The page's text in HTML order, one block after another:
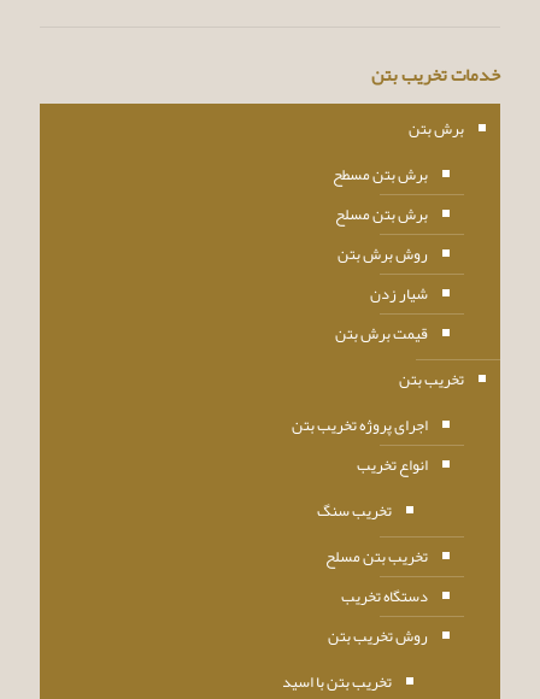
خدمات تخریب بتن
برش بتن
برش بتن مسطح
برش بتن مسلح
روش برش بتن
شیار زدن
قیمت برش بتن
تخریب بتن
اجرای پروژه تخریب بتن
انواع تخریب
تخریب سنگ
تخریب بتن مسلح
دستگاه تخریب
روش تخریب بتن
تخریب بتن با اسید